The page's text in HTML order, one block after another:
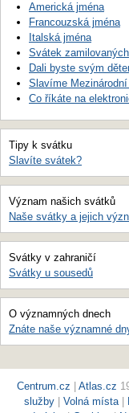
Americká jména
Francouzská jména
Italská jména
Svátek zamilovaných
Dali byste svým
Slavíme
Co říkáte na
Tipy k svátku
Slavíte svátek?
Význam našich svátků
Naše svátky a jejich
Svátky v zahraničí
Svátky u sousedů
O významných dnech
Znáte naše významné
Centrum.cz Atlas.cz
služby
Volná místa|